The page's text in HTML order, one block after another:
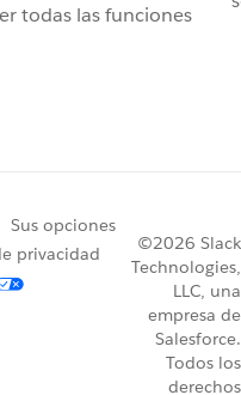
todas las funciones
Sus opciones
privacidad
©2026 Slack
Technologies,
LLC, una
empresa de
Salesforce.
Todos los
derechos